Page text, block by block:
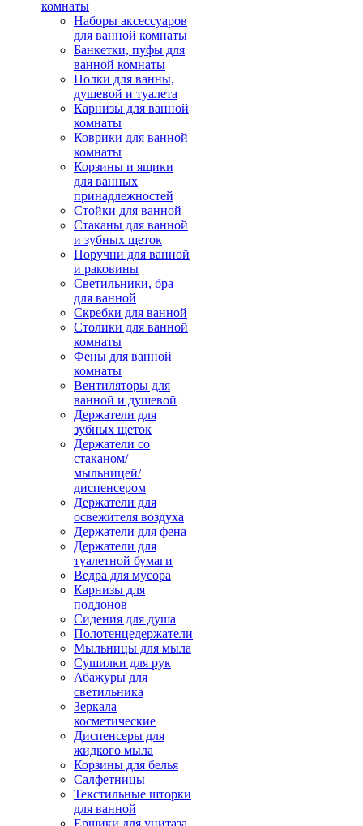
комнаты
Наборы аксессуаров
для ванной комнаты
Банкетки, пуфы для
ванной комнаты
Полки для ванны,
душевой и туалета
Карнизы для ванной
комнаты
Коврики для ванной
комнаты
Корзины и ящики
для ванных
принадлежностей
Стойки для ванной
Стаканы для ванной
и зубных щеток
Поручни для ванной
и раковины
Светильники, бра
для ванной
Скребки для ванной
Столики для ванной
комнаты
Фены для ванной
комнаты
Вентиляторы для
ванной и душевой
Держатели для
зубных щеток
Держатели со
стаканом/
мыльницей/
диспенсером
Держатели для
освежителя воздуха
Держатели для фена
Держатели для
туалетной бумаги
Ведра для мусора
Карнизы для
поддонов
Сидения для душа
Полотенцедержатели
Мыльницы для мыла
Сушилки для рук
Абажуры для
светильника
Зеркала
косметические
Диспенсеры для
жидкого мыла
Корзины для белья
Салфетницы
Текстильные шторки
для ванной
Ершики для унитаза